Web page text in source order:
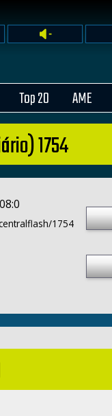
Top 20 AME
1754
1754